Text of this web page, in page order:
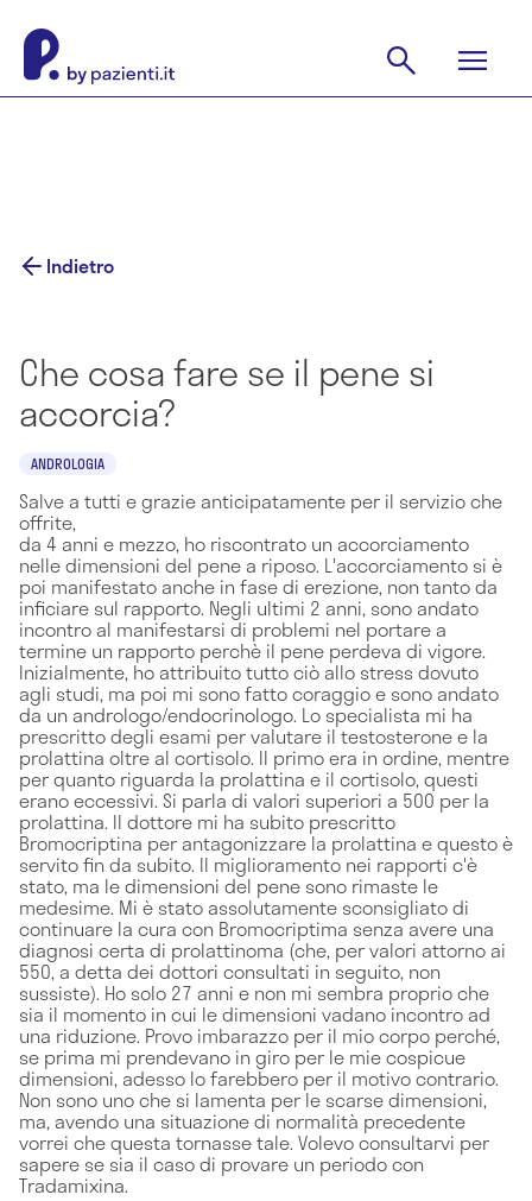
Indietro
Che cosa fare se il pene si
accorcia?
ANDROLOGIA
Salve a tutti e grazie anticipatamente per il servizio che
offrite,
da 4 anni e mezzo, ho riscontrato un accorciamento
nelle dimensioni del pene a riposo. L'accorciamento si è
poi manifestato anche in fase di erezione, non tanto da
inficiare sul rapporto. Negli ultimi 2 anni, sono andato
incontro al manifestarsi di problemi nel portare a
termine un rapporto perchè il pene perdeva di vigore.
Inizialmente, ho attribuito tutto ciò allo stress dovuto
agli studi, ma poi mi sono fatto coraggio e sono andato
da un andrologo/endocrinologo. Lo specialista mi ha
prescritto degli esami per valutare il testosterone e la
prolattina oltre al cortisolo. Il primo era in ordine, mentre
per quanto riguarda la prolattina e il cortisolo, questi
erano eccessivi. Si parla di valori superiori a 500 per la
prolattina. Il dottore mi ha subito prescritto
Bromocriptina per antagonizzare la prolattina e questo è
servito fin da subito. Il miglioramento nei rapporti c'è
stato, ma le dimensioni del pene sono rimaste le
medesime. Mi è stato assolutamente sconsigliato di
continuare la cura con Bromocriptima senza avere una
diagnosi certa di prolattinoma (che, per valori attorno ai
550, a detta dei dottori consultati in seguito, non
sussiste). Ho solo 27 anni e non mi sembra proprio che
sia il momento in cui le dimensioni vadano incontro ad
una riduzione. Provo imbarazzo per il mio corpo perché,
se prima mi prendevano in giro per le mie cospicue
dimensioni, adesso lo farebbero per il motivo contrario.
Non sono uno che si lamenta per le scarse dimensioni,
ma, avendo una situazione di normalità precedente
vorrei che questa tornasse tale. Volevo consultarvi per
sapere se sia il caso di provare un periodo con
Tradamixina.